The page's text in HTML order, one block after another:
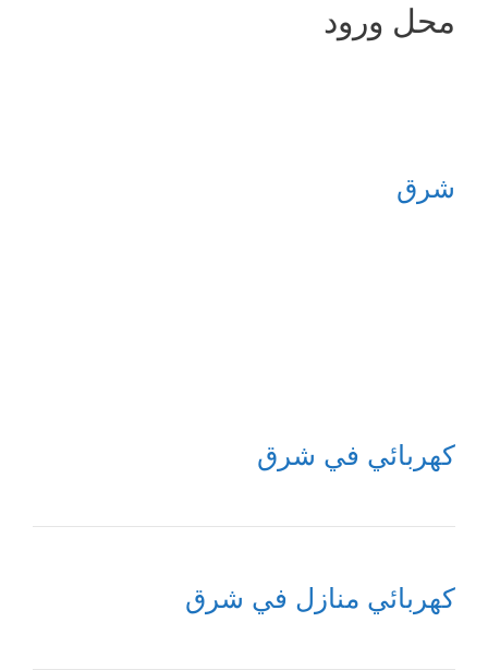
محل ورود
شرق
كهربائي في شرق
كهربائي منازل في شرق